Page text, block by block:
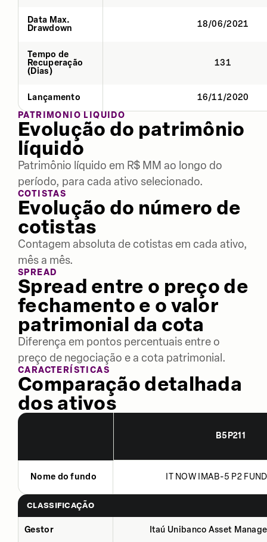
Data Max.
Drawdown
18/06/2021
Tempo de
Recuperação
(Dias)
131
Lançamento
16/11/2020
PATRIMÔNIO LÍQUIDO
Evolução do patrimônio
líquido
Patrimônio líquido em R$ MM ao longo do
período, para cada ativo selecionado.
COTISTAS
Evolução do número de
cotistas
Contagem absoluta de cotistas em cada ativo,
mês a mês.
SPREAD
Spread entre o preço de
fechamento e o valor
patrimonial da cota
Diferença em pontos percentuais entre o
preço de negociação e a cota patrimonial.
CARACTERÍSTICAS
Comparação detalhada
dos ativos
B5P211
Nome do fundo IT NOW IMAB-5 P2
CLASSIFICAÇÃO
Gestor Itaú Unibanco Asset